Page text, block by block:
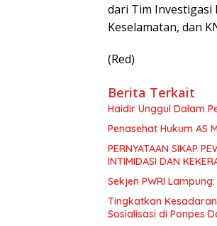
dari Tim Investigasi
Keselamatan, dan
(Red)
Berita Terkait
Haidir Unggul Dalam
Penasehat Hukum AS
PERNYATAAN SIKAP
INTIMIDASI DAN
Sekjen PWRI
Tingkatkan
Sosialisasi di Ponpes